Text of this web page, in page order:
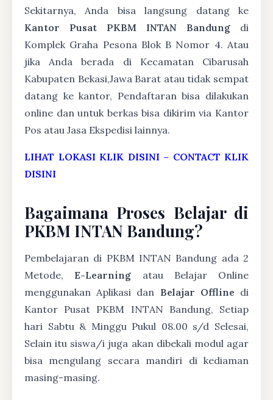
Sekitarnya, Anda bisa langsung datang ke
Kantor Pusat PKBM INTAN Bandung di
Komplek Graha Pesona Blok B Nomor 4. Atau
jika Anda berada di Kecamatan Cibarusah
Kabupaten Bekasi,Jawa Barat atau tidak sempat
datang ke kantor, Pendaftaran bisa dilakukan
online dan untuk berkas bisa dikirim via Kantor
Pos atau Jasa Ekspedisi lainnya.
LIHAT LOKASI KLIK DISINI – CONTACT KLIK
DISINI
Bagaimana Proses Belajar di
PKBM INTAN Bandung?
Pembelajaran di PKBM INTAN Bandung ada 2
Metode,E-Learning atau Belajar Online
menggunakan Aplikasi dan Belajar Offline di
Kantor Pusat PKBM INTAN Bandung, Setiap
hari Sabtu & Minggu Pukul 08.00 s/d Selesai,
Selain itu siswa/i juga akan dibekali modul agar
bisa mengulang secara mandiri di kediaman
masing-masing.